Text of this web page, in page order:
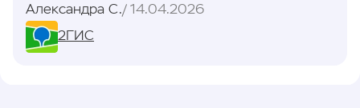
Александра С.
14.04.2026
2ГИС